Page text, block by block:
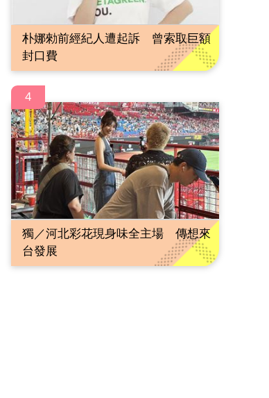
朴娜勑前經紀人遭起訴 曾索取巨額
封口費
4
獨／河北彩花現身味全主場 傳想來
台發展